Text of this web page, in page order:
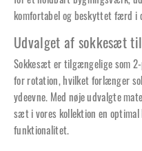
komfortabel og beskyttet færd i
Udvalget af sokkesæt
Sokkesæt er tilgængelige som
for rotation, hvilket forlænger
ydeevne. Med nøje udvalgte
sæt i vores kollektion en optimal
funktionalitet.